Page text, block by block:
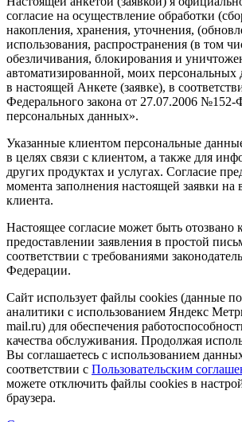
согласие на осуществление обработки
накопления, хранения, уточнения,
использования, распространения (в том
обезличивания, блокирования и
автоматизированной, моих
в настоящей Анкете (заявке), в
Федерального закона от 27.07.2006
персональных данных».
Указанные клиентом персональные
в целях связи с клиентом, а также для
других продуктах и услугах. Согласие
момента заполнения настоящей заявки на
клиента.
Настоящее согласие может быть отозвано
предоставлении заявления в простой
соответствии с требованиями
Федерации.
Сайт использует файлы cookies (данные
аналитики с использованием Яндекс
mail.ru) для обеспечения
качества обслуживания. Продолжая
Вы соглашаетесь с использованием
соответствии с Пользовательским
можете отключить файлы cookies в
браузера.